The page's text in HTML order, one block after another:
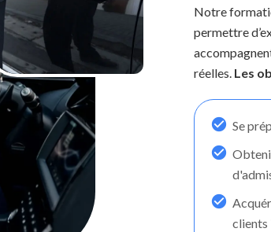
Notre
permettre
réelles. Les
Se
clients